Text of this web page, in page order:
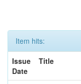
Item hits:
Issue
Date
Title